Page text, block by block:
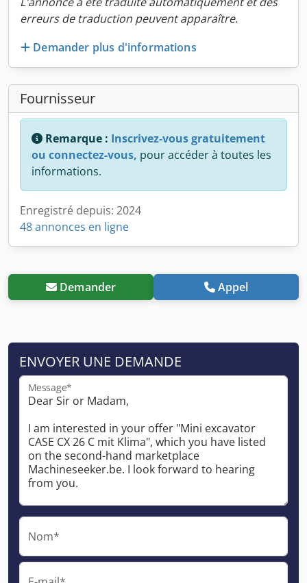
erreurs de traduction peuvent apparaître.
Demander plus d'informations
Fournisseur
Remarque : Inscrivez-vous gratuitement
ou connectez-vous, pour accéder à toutes les
informations.
Enregistré depuis: 2024
48 annonces en ligne
Demander Appel
ENVOYER UNE DEMANDE
Message*
Nom*